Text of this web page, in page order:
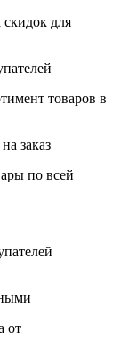
заказ